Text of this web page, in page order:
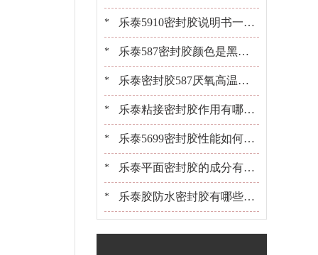
0+年经验工程师告诉你[百乐
粘胶]
* 乐泰5910密封胶说明书一键
获取[百乐粘胶胶水百科]
* 乐泰587密封胶颜色是黑是
白？[百乐粘胶胶水百科]
* 乐泰密封胶587厌氧高温密
封胶平面粘接密封
* 乐泰粘接密封胶作用有哪
些？[百乐粘胶]胶水百晓生
* 乐泰5699密封胶性能如何？
可以用在金属上吗？[百乐粘
胶]
* 乐泰平面密封胶的成分有哪
些？适合用在什么产品上[百
* 乐泰胶防水密封胶有哪些？